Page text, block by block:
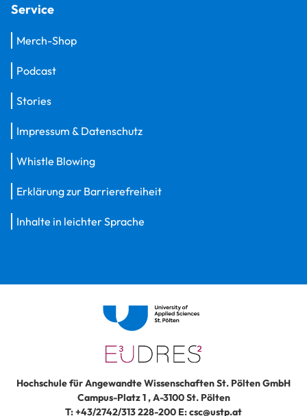
Service
Merch-Shop
Podcast
Stories
Impressum & Datenschutz
Whistle Blowing
Erklärung zur Barrierefreiheit
Inhalte in leichter Sprache
Hochschule für Angewandte Wissenschaften St. Pölten GmbH
Campus-Platz 1,A-3100St. Pölten
T:+43/2742/313 228-200 E:csc@ustp.at